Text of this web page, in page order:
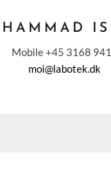
Mobile +45 3168
moi@labotek.dk